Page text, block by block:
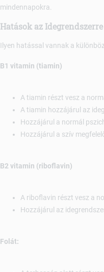
mindennapokra.
Hatások az Idegrendszerre
Ilyen hatással vannak a
B1 vitamin (tiamin)
A tiamin részt vesz a
A tiamin hozzájárul az
Hozzájárul a normál
Hozzájárul a szív
B2 vitamin (riboflavin)
A riboflavin részt vesz a
Hozzájárul az
Folát: